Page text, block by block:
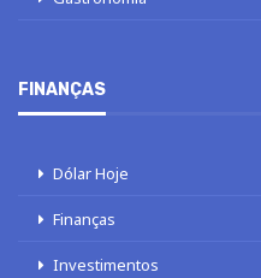
FINANÇAS
Dólar Hoje
Finanças
Investimentos